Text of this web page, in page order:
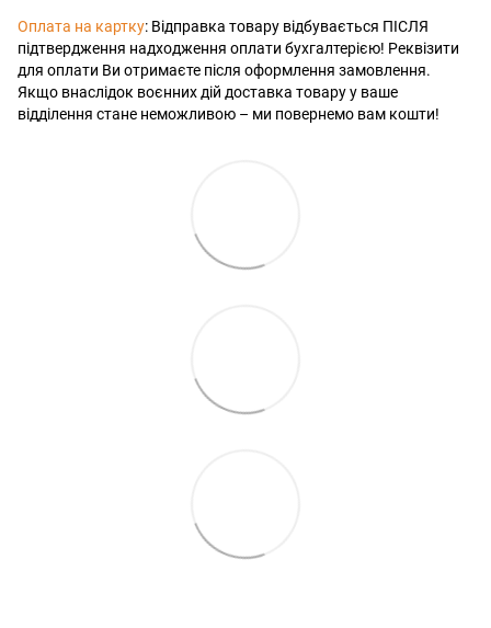
Оплата на картку: Відправка товару відбувається ПІСЛЯ
підтвердження надходження оплати бухгалтерією! Реквізити
для оплати Ви отримаєте після оформлення замовлення.
Якщо внаслідок воєнних дій доставка товару у ваше
відділення стане неможливою – ми повернемо вам кошти!